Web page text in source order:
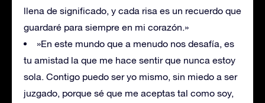
llena de significado, y cada risa es un recuerdo que
guardaré para siempre en mi corazón.»
»En este mundo que a menudo nos desafía, es
tu amistad la que me hace sentir que nunca estoy
sola. Contigo puedo ser yo mismo, sin miedo a ser
juzgado, porque sé que me aceptas tal como soy,